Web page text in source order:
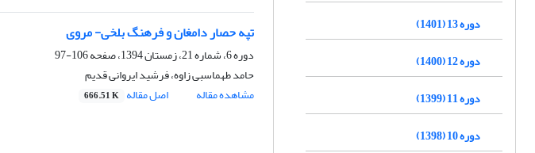
تپه حصار دامغان و فرهنگ بلخی- مروی
دوره 6، شماره 21، زمستان 1394، صفحه
106-97
حامد طهماسبی زاوه، فرشید ایروانی قدیم
مشاهده مقاله
اصل مقاله 666.51 K
دوره 13 (1401)
دوره 12 (1400)
دوره 11 (1399)
دوره 10 (1398)